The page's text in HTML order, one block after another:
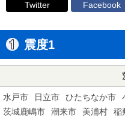
Twitter Facebook
震度1
水戸市 日立市 ひたちなか市
茨城鹿嶋市
潮来市 美浦村 稲